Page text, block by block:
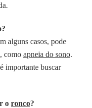
alguns casos, pode
como apneia do sono.
importante buscar
o ronco?